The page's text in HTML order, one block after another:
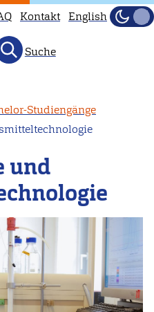
Kontakt English
Hell
Suche
Studiengänge
und